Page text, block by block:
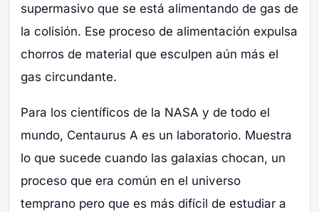
supermasivo que se está alimentando de gas de
la colisión. Ese proceso de alimentación expulsa
chorros de material que esculpen aún más el
gas circundante.
Para los científicos de la NASA y de todo el
mundo, Centaurus A es un laboratorio. Muestra
lo que sucede cuando las galaxias chocan, un
proceso que era común en el universo
temprano pero que es más difícil de estudiar a